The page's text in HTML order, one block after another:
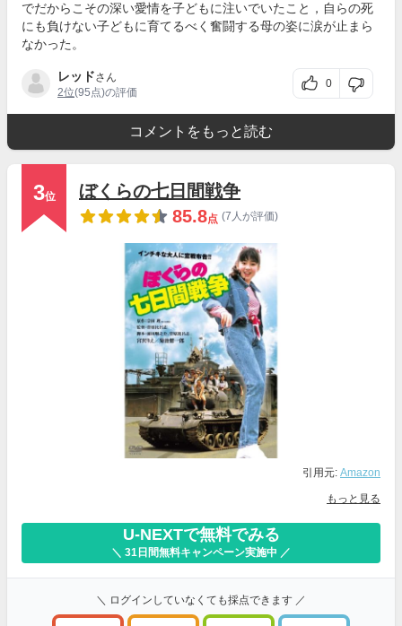
でだからこその深い愛情を子どもに注いでいたこと，自らの死
にも負けない子どもに育てるべく奮闘する母の姿に涙が止まら
なかった。
レッドさん
2位(95点)の評価
0
コメントをもっと読む
3位
ぼくらの七日間戦争
85.8点 (7人が評価)
引用元: Amazon
もっと見る
U-NEXTで無料でみる
＼ 31日間無料キャンペーン実施中 ／
＼ ログインしていなくても採点できます ／